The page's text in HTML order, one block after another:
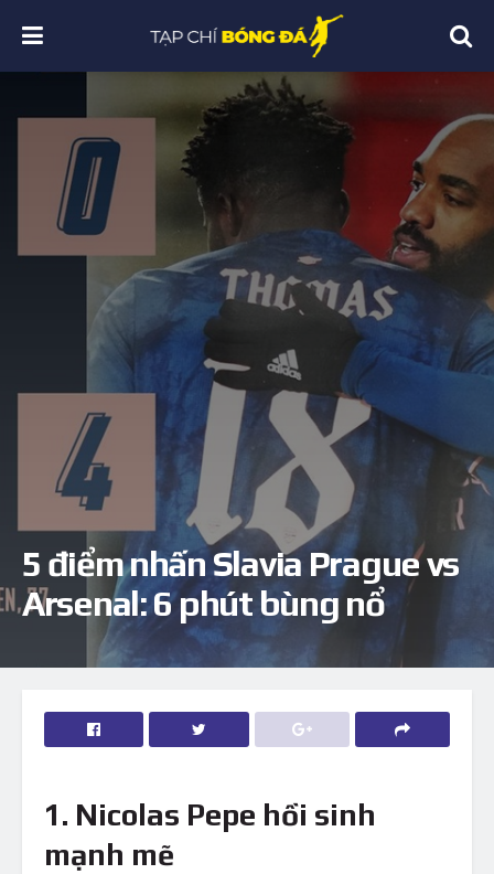
5 điểm nhấn Slavia Prague vs
Arsenal: 6 phút bùng nổ
1. Nicolas Pepe hồi sinh
mạnh mẽ